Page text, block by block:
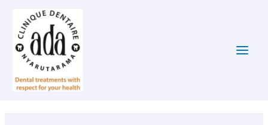
content
navigation